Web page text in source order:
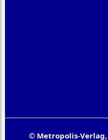
© Metropolis-